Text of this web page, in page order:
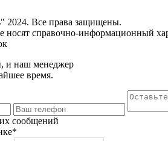
Все права защищены.
носят справочно-информационный
и наш менеджер
время.
сообщений
*